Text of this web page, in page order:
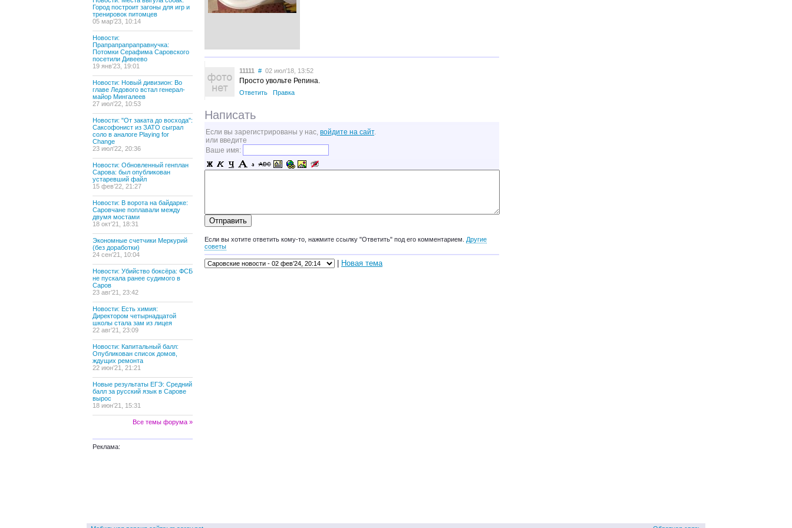
Город построит загоны для игр и
тренировок питомцев
05 мар’23, 10:14
Новости:
Прапрапрапраправнучка:
Потомки Серафима Саровского
посетили Дивеево
19 янв’23, 19:01
Новости: Новый дивизион: Во
главе Ледового встал генерал-
майор Мингалеев
27 июл’22, 10:53
Новости: "От заката до восхода":
Саксофонист из ЗАТО сыграл
соло в аналоге Playing for
Change
23 июл’22, 20:36
Новости: Обновленный генплан
Сарова: был опубликован
устаревший файл
15 фев’22, 21:27
Новости: В ворота на байдарке:
Саровчане поплавали между
двумя мостами
18 окт’21, 18:31
Экономные счетчики Меркурий
(без доработки)
24 сен’21, 10:04
Новости: Убийство боксёра: ФСБ
не пускала ранее судимого в
Саров
23 авг’21, 23:42
Новости: Есть химия:
Директором четырнадцатой
школы стала зам из лицея
22 авг’21, 23:09
Новости: Капитальный балл:
Опубликован список домов,
ждущих ремонта
22 июн’21, 21:21
Новые результаты ЕГЭ: Средний
балл за русский язык в Сарове
вырос
18 июн’21, 15:31
Все темы форума »
Реклама:
11111 # 02 июл’18, 13:52
Просто увольте Репина.
Ответить Правка
Написать
Если вы зарегистрированы у нас, войдите на сайт.
или введите
Ваше имя:
Если вы хотите ответить кому-то, нажмите ссылку "Ответить" под его комментарием. Другие
советы
Новая тема